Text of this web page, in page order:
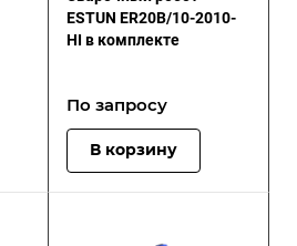
ESTUN ER20B/10-2010-
HI в комплекте
По запросу
В корзину